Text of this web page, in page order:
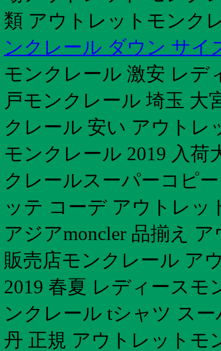
類 アウトレットモンク
ンクレール ダウン サイ
モンクレール 激安 レデ
戸モンクレール 埼玉 大
クレール 安い アウトレ
モンクレール 2019 入
クレールスーパーコピ
ッテ コーデ アウトレ
アジアmoncler 品揃え
販売店モンクレール ア
2019 春夏 レディースモ
ンクレール tシャツ ス
丹 正規 アウトレットモ